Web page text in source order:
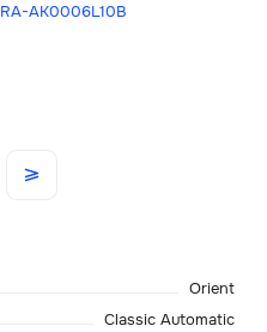
RA-AK0006L10B
Orient
Classic Automatic